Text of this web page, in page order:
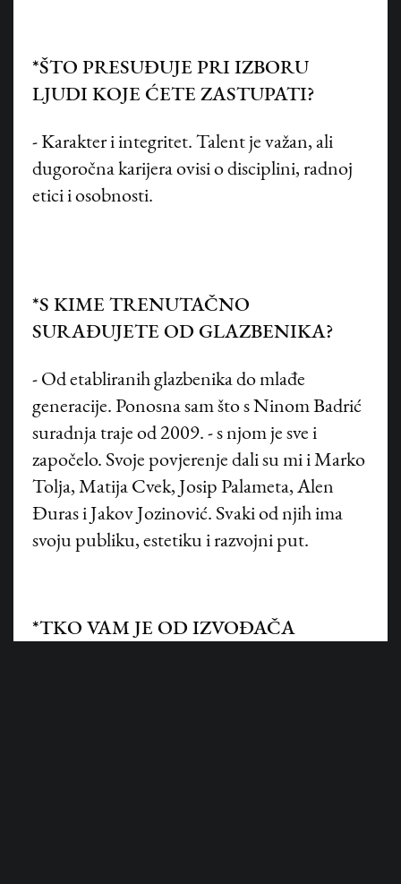
*ŠTO PRESUĐUJE PRI IZBORU
LJUDI KOJE ĆETE ZASTUPATI?
- Karakter i integritet. Talent je važan, ali
dugoročna karijera ovisi o disciplini, radnoj
etici i osobnosti.
*S KIME TRENUTAČNO
SURAĐUJETE OD GLAZBENIKA?
- Od etabliranih glazbenika do mlađe
generacije. Ponosna sam što s Ninom Badrić
suradnja traje od 2009. - s njom je sve i
započelo. Svoje povjerenje dali su mi i Marko
Tolja, Matija Cvek, Josip Palameta, Alen
Đuras i Jakov Jozinović. Svaki od njih ima
svoju publiku, estetiku i razvojni put.
*TKO VAM JE OD IZVOĐAČA